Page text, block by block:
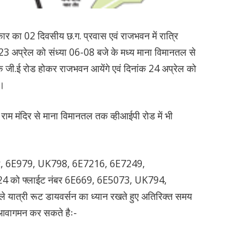
का 02 दिवसीय छ.ग. प्रवास एवं राजभवन में रात्रि
23 अप्रेल को संध्या 06-08 बजे के मध्य माना विमानतल से
रोड होकर राजभवन आयेंगे एवं दिनांक 24 अप्रेल को
मंदिर से माना विमानतल तक व्हीआईपी रोड में भी
6E979, UK798, 6E7216, 6E7249,
को फ्लाईट नंबर 6E669, 6E5073, UK794,
रूट डायवर्सन का ध्यान रखते हुए अतिरिक्त समय
कर सकते हैः-